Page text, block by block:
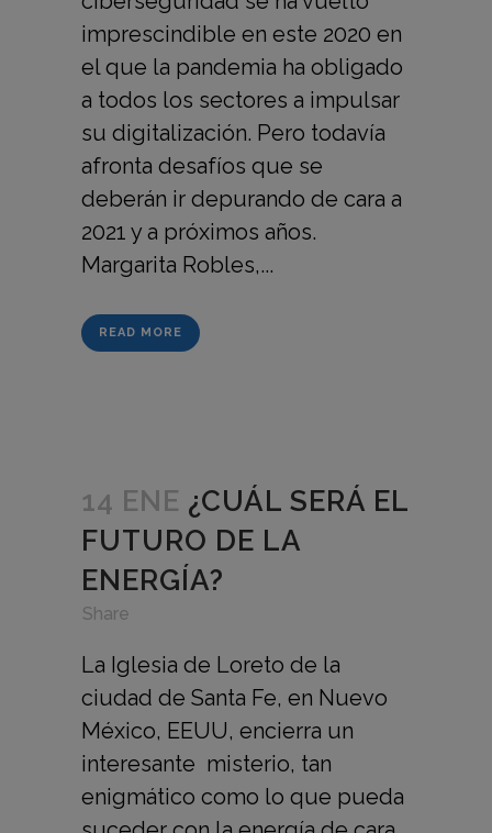
imprescindible en este 2020 en
el que la pandemia ha obligado
a todos los sectores a impulsar
su digitalización. Pero todavía
afronta desafíos que se
deberán ir depurando de cara a
2021 y a próximos años.
Margarita Robles,...
READ MORE
14 ENE ¿CUÁL SERÁ EL
FUTURO DE LA
ENERGÍA?
Share
La Iglesia de Loreto de la
ciudad de Santa Fe, en Nuevo
México, EEUU, encierra un
interesante misterio, tan
enigmático como lo que pueda